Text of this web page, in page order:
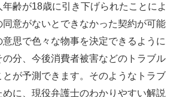
齢が18歳に引き下げられたことによ
同意がないとできなかった契約が可能
思で色々な物事を決定できるように
の分、今後消費者被害などのトラブル
とが予測できます。そのようなトラブ
めに、現役弁護士のわかりやすい解説